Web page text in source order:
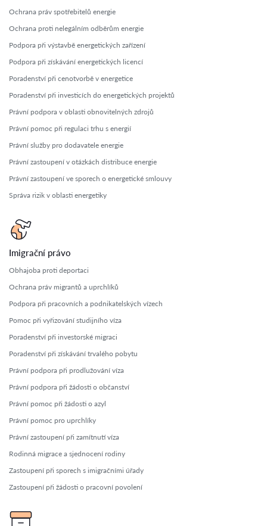
Ochrana práv spotřebitelů energie
Ochrana proti nelegálním odběrům energie
Podpora při výstavbě energetických zařízení
Podpora při získávání energetických licencí
Poradenství při cenotvorbě v energetice
Poradenství při investicích do energetických projektů
Právní podpora v oblasti obnovitelných zdrojů
Právní pomoc při regulaci trhu s energií
Právní služby pro dodavatele energie
Právní zastoupení v otázkách distribuce energie
Právní zastoupení ve sporech o energetické smlouvy
Správa rizik v oblasti energetiky
Imigrační právo
Obhajoba proti deportaci
Ochrana práv migrantů a uprchlíků
Podpora při pracovních a podnikatelských vízech
Pomoc při vyřizování studijního víza
Poradenství při investorské migraci
Poradenství při získávání trvalého pobytu
Právní podpora při prodlužování víza
Právní podpora při žádosti o občanství
Právní pomoc při žádosti o azyl
Právní pomoc pro uprchlíky
Právní zastoupení při zamítnutí víza
Rodinná migrace a sjednocení rodiny
Zastoupení při sporech s imigračními úřady
Zastoupení při žádosti o pracovní povolení